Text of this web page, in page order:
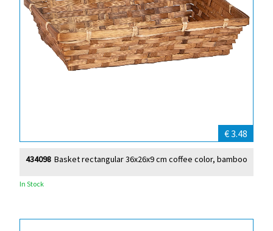
€ 3.48
Basket rectangular 36x26x9 cm coffee color, bamboo
434098
In Stock